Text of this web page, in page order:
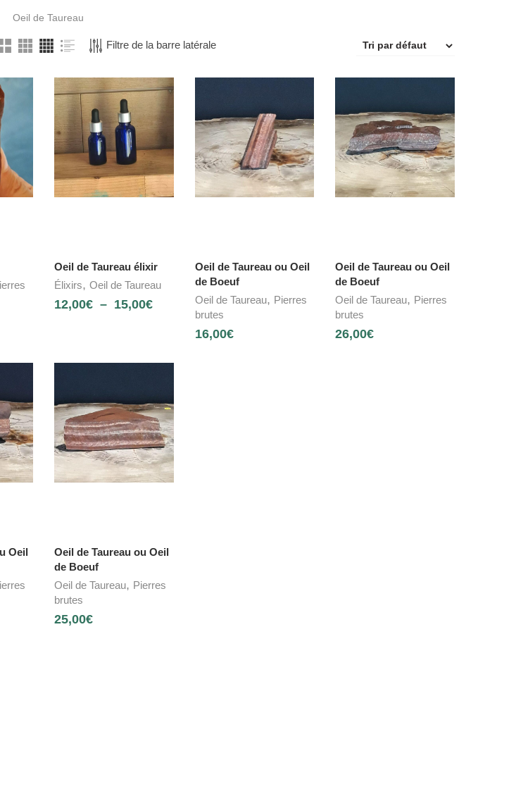
Oeil de Taureau
Filtre de la barre latérale
Oeil de Taureau élixir
Élixirs, Oeil de Taureau
12,00€ – 15,00€
Oeil de Taureau ou Oeil
de Boeuf
Oeil de Taureau, Pierres
brutes
16,00€
Oeil de Taureau ou Oeil
de Boeuf
Oeil de Taureau, Pierres
brutes
26,00€
Oeil
Oeil de Taureau ou Oeil
de Boeuf
Oeil de Taureau, Pierres
brutes
25,00€